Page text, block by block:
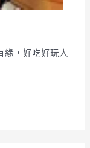
緣，好吃好玩人